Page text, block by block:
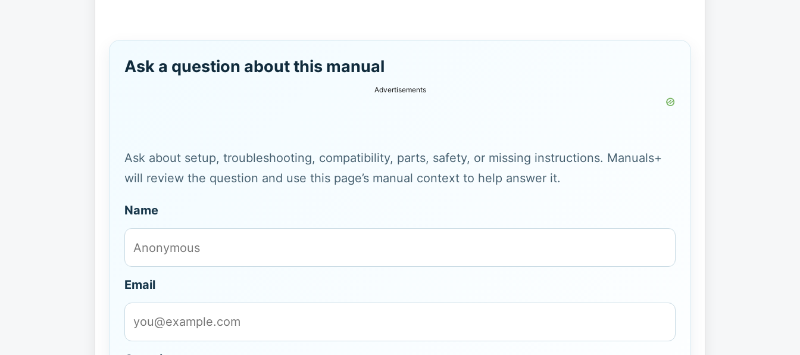
Ask a question about this manual
Advertisements
Ask about setup, troubleshooting, compatibility, parts, safety, or missing instructions. Manuals+
will review the question and use this page’s manual context to help answer it.
Name
Email